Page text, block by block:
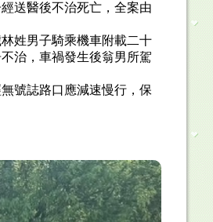
送醫後不治死亡，全案由
姓男子騎乘機車附載二十
治，車禍發生後翁男所駕
號誌路口應減速慢行，保